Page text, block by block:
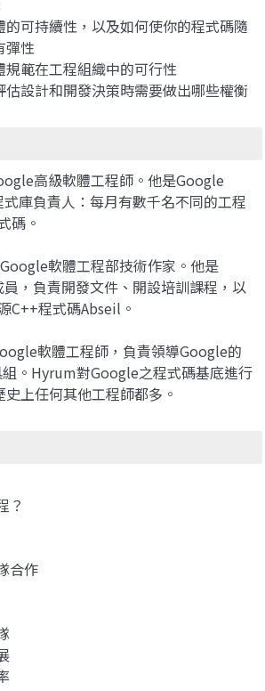
可持續性，以及如何使你的程式碼隨
彈性
範在工程組織中的可行性
設計和開發決策時需要做出哪些權衡
高級軟體工程師。他是Google
庫負責人：每月有數千名不同的工程
碼。
軟體工程部技術作家。他是
，負責開發文件、開設培訓課程，以
C++程式碼Abseil。
軟體工程師，負責領導Google的
。Hyrum對Google之程式碼基底進行
上任何其他工程師都多。
？
合作